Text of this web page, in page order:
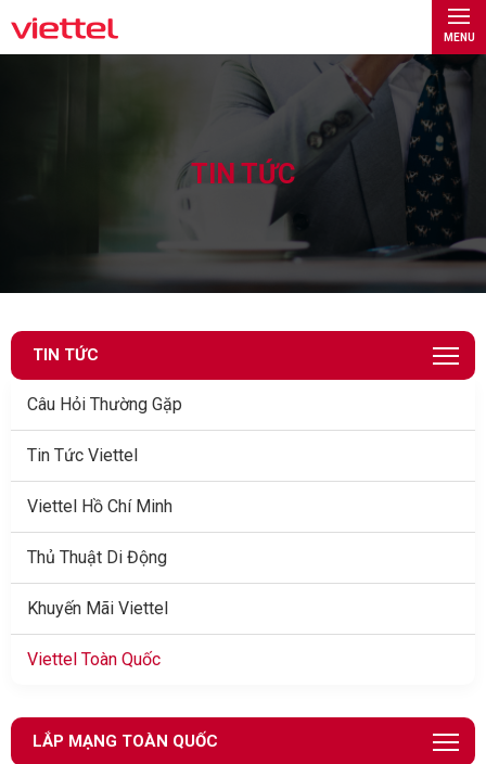
MENU
TIN TỨC
TIN TỨC
Câu Hỏi Thường Gặp
Tin Tức Viettel
Viettel Hồ Chí Minh
Thủ Thuật Di Động
Khuyến Mãi Viettel
Viettel Toàn Quốc
LẮP MẠNG TOÀN QUỐC